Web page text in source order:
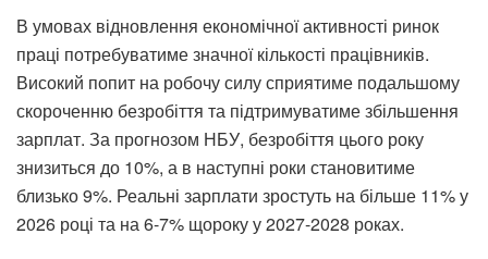
В умовах відновлення економічної активності ринок
праці потребуватиме значної кількості працівників.
Високий попит на робочу силу сприятиме подальшому
скороченню безробіття та підтримуватиме збільшення
зарплат. За прогнозом НБУ, безробіття цього року
знизиться до 10%, а в наступні роки становитиме
близько 9%. Реальні зарплати зростуть на більше 11% у
2026 році та на 6-7% щороку у 2027-2028 роках.